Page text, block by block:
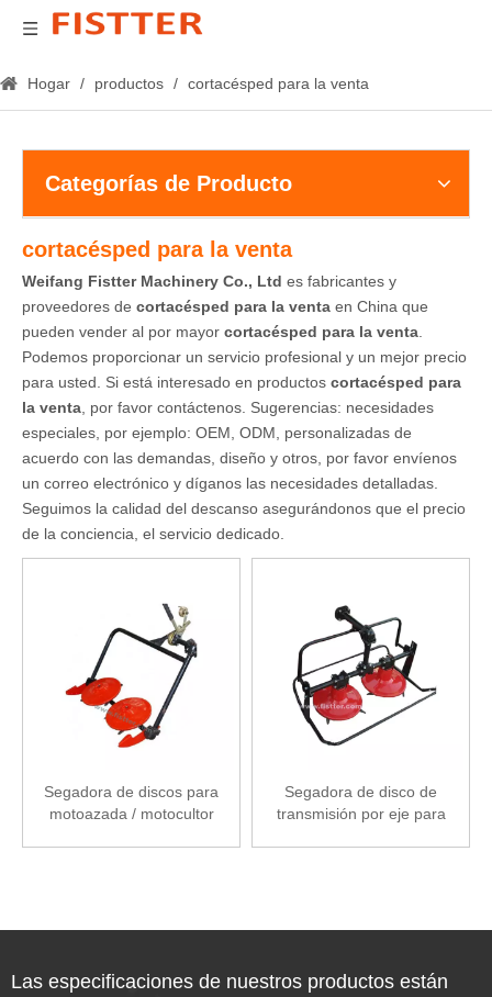
Hogar / productos / cortacésped para la venta
Categorías de Producto
cortacésped para la venta
Weifang Fistter Machinery Co., Ltd es fabricantes y
proveedores de cortacésped para la venta en China que
pueden vender al por mayor cortacésped para la venta
Podemos proporcionar un servicio profesional y un mejor precio
para usted. Si está interesado en productos cortacésped para
la venta , por favor contáctenos. Sugerencias: necesidades
especiales, por ejemplo: OEM, ODM, personalizadas de
acuerdo con las demandas, diseño y otros, por favor envíenos
un correo electrónico y díganos las necesidades detalladas.
Seguimos la calidad del descanso asegurándonos que el precio
de la conciencia, el servicio dedicado.
Segadora de discos para
motoazada / motocultor
Segadora de disco de
transmisión por eje para
Las especificaciones de nuestros productos están